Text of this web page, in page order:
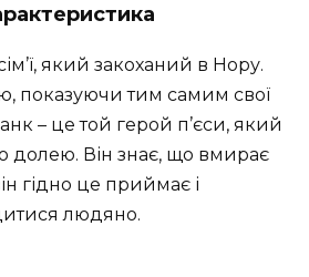
який закоханий в Нору.
показуючи тим самим свої
– це той герой п’єси, який
долею. Він знає, що вмирає
гідно це приймає і
людяно.